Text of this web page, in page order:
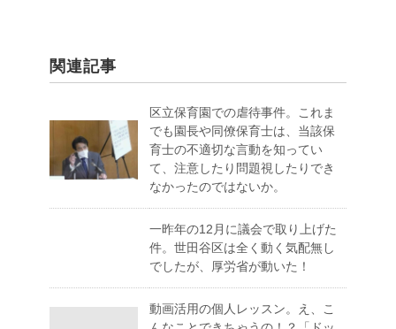
関連記事
区立保育園での虐待事件。これま
でも園長や同僚保育士は、当該保
育士の不適切な言動を知ってい
て、注意したり問題視したりでき
なかったのではないか。
一昨年の12月に議会で取り上げた
件。世田谷区は全く動く気配無し
でしたが、厚労省が動いた！
動画活用の個人レッスン。え、こ